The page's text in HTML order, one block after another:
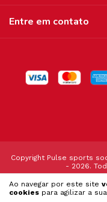
Ao navegar por este site
cookies para agilizar a
Entre em contato
Copyright Pulse sports
- 2026.